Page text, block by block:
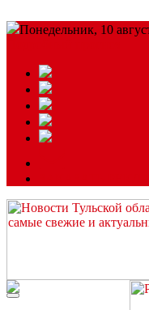
Понедельник, 10
Читайте последние
“ЗаНовомосковск”